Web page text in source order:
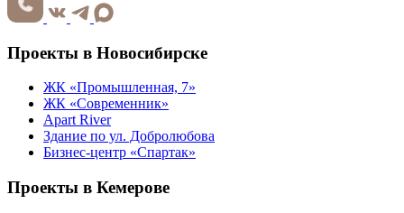
Проекты в Новосибирске
ЖК «Промышленная, 7»
ЖК «Современник»
Apart River
Здание по ул. Добролюбова
Бизнес-центр «Спартак»
Проекты в Кемерове